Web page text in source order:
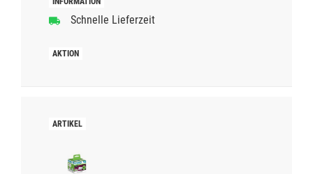
Schnelle Lieferzeit